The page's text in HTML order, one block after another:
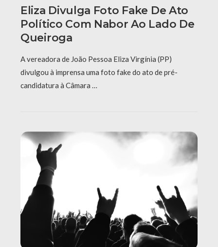
Eliza Divulga Foto Fake De Ato
Político Com Nabor Ao Lado De
Queiroga
A vereadora de João Pessoa Eliza Virgínia (PP)
divulgou à imprensa uma foto fake do ato de pré-
candidatura à Câmara …